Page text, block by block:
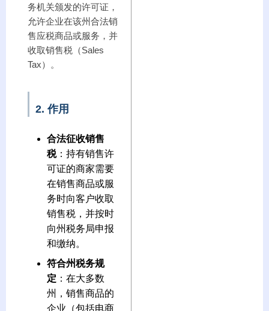
务机关颁发的许可证，
允许企业在该州合法销
售应税商品或服务，并
收取销售税（Sales
Tax）。
2. 作用
合法征收销售
税：持有销售许
可证的商家需要
在销售商品或服
务时向客户收取
销售税，并按时
向州税务局申报
和缴纳。
符合州税务规
定 ：在大多数
州，销售商品的
企业（包括电商